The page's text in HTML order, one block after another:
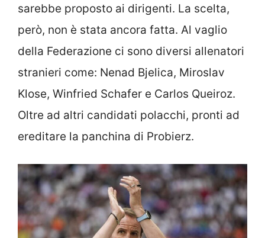
sarebbe proposto ai dirigenti. La scelta,
però, non è stata ancora fatta. Al vaglio
della Federazione ci sono diversi allenatori
stranieri come: Nenad Bjelica, Miroslav
Klose, Winfried Schafer e Carlos Queiroz.
Oltre ad altri candidati polacchi, pronti ad
ereditare la panchina di Probierz.